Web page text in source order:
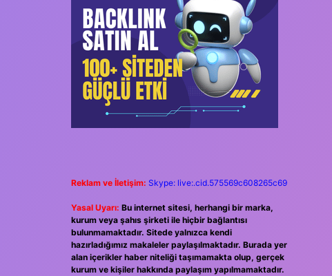
Reklam ve İletişim: Skype: live:.cid.575569c608265c69
Yasal Uyarı: Bu internet sitesi, herhangi bir marka,
kurum veya şahıs şirketi ile hiçbir bağlantısı
bulunmamaktadır. Sitede yalnızca kendi
hazırladığımız makaleler paylaşılmaktadır. Burada yer
alan içerikler haber niteliği taşımamakta olup, gerçek
kurum ve kişiler hakkında paylaşım yapılmamaktadır.